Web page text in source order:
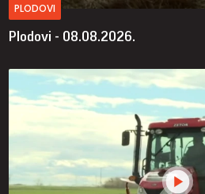
PLODOVI
Plodovi - 08.08.2026.